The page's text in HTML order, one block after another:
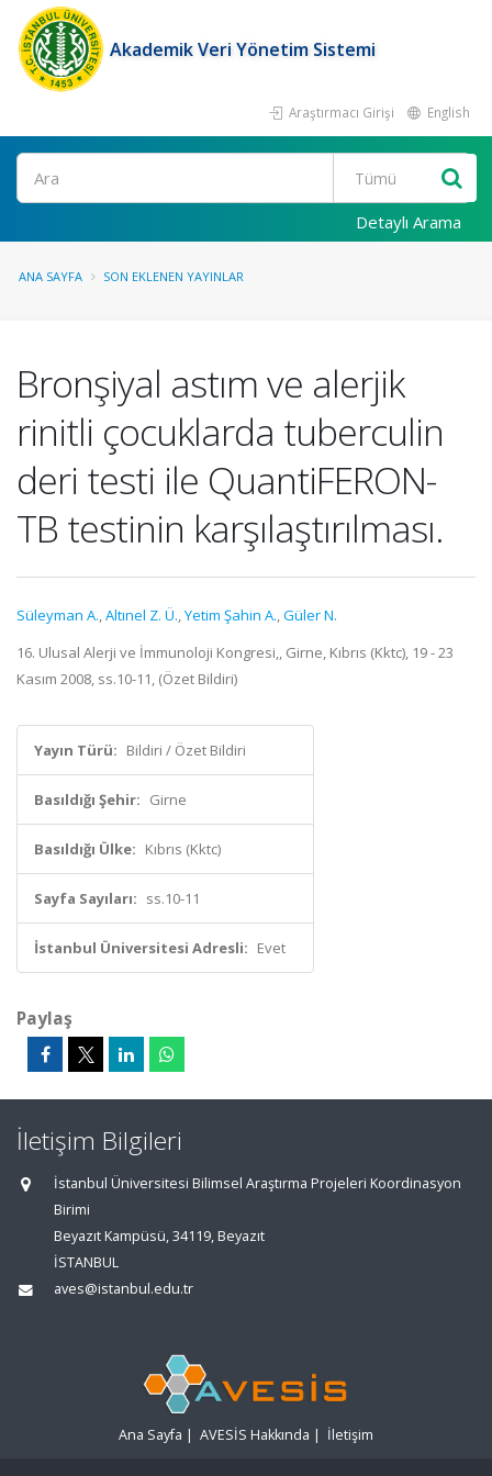
Akademik Veri Yönetim Sistemi
Araştırmacı Girişi English
Ara
Detaylı Arama
ANA SAYFA SON EKLENEN YAYINLAR
Bronşiyal astım ve alerjik
rinitli çocuklarda tuberculin
deri testi ile QuantiFERON-
TB testinin karşılaştırılması.
Süleyman A.,Altınel Z. Ü.,Yetim Şahin A.,Güler N.
16. Ulusal Alerji ve İmmunoloji Kongresi,, Girne, Kıbrıs (Kktc), 19 - 23
Kasım 2008, ss.10-11, (Özet Bildiri)
Yayın Türü: Bildiri / Özet Bildiri
Basıldığı Şehir: Girne
Basıldığı Ülke: Kıbrıs (Kktc)
Sayfa Sayıları: ss.10-11
İstanbul Üniversitesi Adresli: Evet
Paylaş
İletişim Bilgileri
İstanbul Üniversitesi Bilimsel Araştırma Projeleri Koordinasyon
Birimi
Beyazıt Kampüsü, 34119, Beyazıt
İSTANBUL
aves@istanbul.edu.tr
Ana Sayfa | AVESİS Hakkında | İletişim